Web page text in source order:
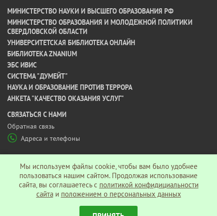
МИНИСТЕРСТВО НАУКИ И ВЫСШЕГО ОБРАЗОВАНИЯ РФ
МИНИСТЕРСТВО ОБРАЗОВАНИЯ И МОЛОДЕЖНОЙ ПОЛИТИКИ
СВЕРДЛОВСКОЙ ОБЛАСТИ
УНИВЕРСИТЕТСКАЯ БИБЛИОТЕКА ОНЛАЙН
БИБЛИОТЕКА ZNANIUM
ЭБС ИВИС
СИСТЕМА "ДУМЕЙТ"
НАУКА И ОБРАЗОВАНИЕ ПРОТИВ ТЕРРОРА
АНКЕТА "КАЧЕСТВО ОКАЗАНИЯ УСЛУГ"
CВЯЗАТЬСЯ С НАМИ
Обратная связь
Адреса и телефоны
Политика конфиденциальности
Мы используем файлы cookie, чтобы вам было удобнее
пользоваться нашим сайтом. Продолжая использование
сайта, вы соглашаетесь c политикой конфидициальности
сайтаи положением о персональных данных